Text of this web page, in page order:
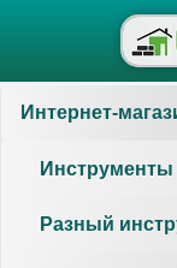
Интернет-
Инструменты
Разный